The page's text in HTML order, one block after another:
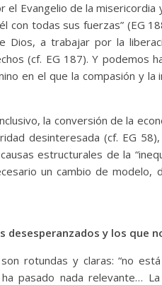
el Evangelio de la
todas sus fuerzas” (EG
Dios, a trabajar por la
(cf. EG 187). Y podemos
en el que la compasión y la
la conversión de la
desinteresada (cf. EG
estructurales de la
un cambio de modelo,
desesperanzados y los que
rotundas y claras: “no
pasado nada relevante…